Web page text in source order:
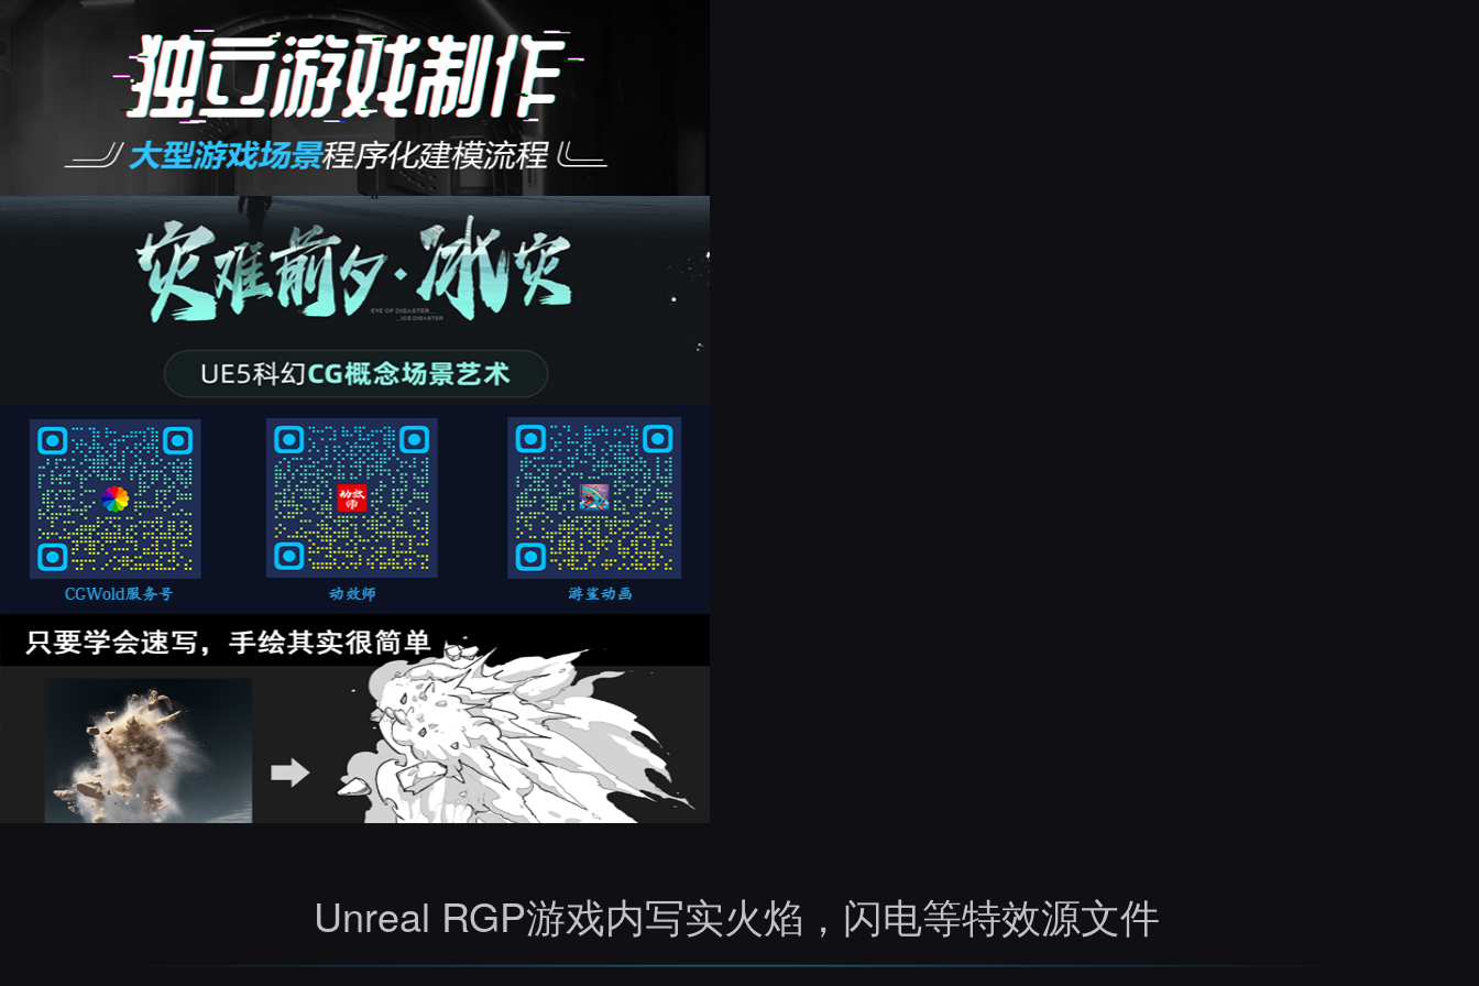
Unreal RGP游戏内写实火焰，闪电等特效源文件